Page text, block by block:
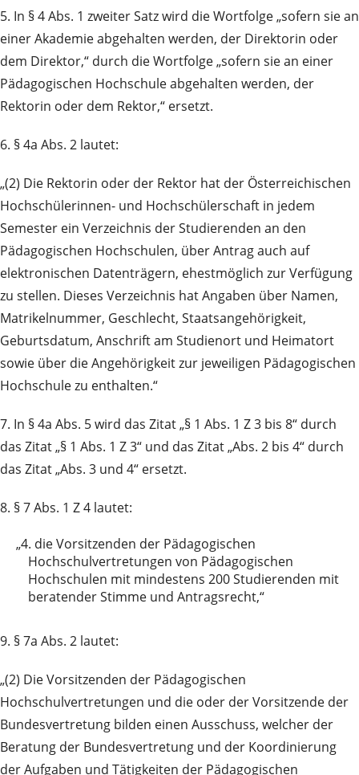
5. In § 4 Abs. 1 zweiter Satz wird die Wortfolge „sofern sie an
einer Akademie abgehalten werden, der Direktorin oder
dem Direktor,“ durch die Wortfolge „sofern sie an einer
Pädagogischen Hochschule abgehalten werden, der
Rektorin oder dem Rektor,“ ersetzt.
6. § 4a Abs. 2 lautet:
„(2) Die Rektorin oder der Rektor hat der Österreichischen
Hochschülerinnen- und Hochschülerschaft in jedem
Semester ein Verzeichnis der Studierenden an den
Pädagogischen Hochschulen, über Antrag auch auf
elektronischen Datenträgern, ehestmöglich zur Verfügung
zu stellen. Dieses Verzeichnis hat Angaben über Namen,
Matrikelnummer, Geschlecht, Staatsangehörigkeit,
Geburtsdatum, Anschrift am Studienort und Heimatort
sowie über die Angehörigkeit zur jeweiligen Pädagogischen
Hochschule zu enthalten.“
7. In § 4a Abs. 5 wird das Zitat „§ 1 Abs. 1 Z 3 bis 8“ durch
das Zitat „§ 1 Abs. 1 Z 3“ und das Zitat „Abs. 2 bis 4“ durch
das Zitat „Abs. 3 und 4“ ersetzt.
8. § 7 Abs. 1 Z 4 lautet:
„4. die Vorsitzenden der Pädagogischen
Hochschulvertretungen von Pädagogischen
Hochschulen mit mindestens 200 Studierenden mit
beratender Stimme und Antragsrecht,“
9. § 7a Abs. 2 lautet:
„(2) Die Vorsitzenden der Pädagogischen
Hochschulvertretungen und die oder der Vorsitzende der
Bundesvertretung bilden einen Ausschuss, welcher der
Beratung der Bundesvertretung und der Koordinierung
der Aufgaben und Tätigkeiten der Pädagogischen